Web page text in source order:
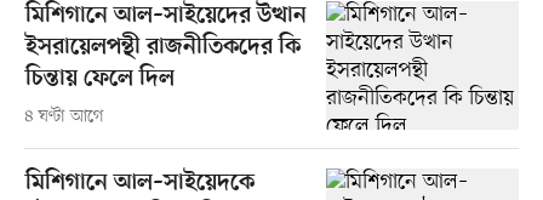
মিশিগানে আল–সাইয়েদের উত্থান
ইসরায়েলপন্থী রাজনীতিকদের কি
চিন্তায় ফেলে দিল
৪ ঘণ্টা আগে
মিশিগানে আল–সাইয়েদকে